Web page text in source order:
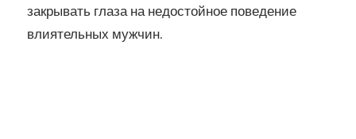
закрывать глаза на недостойное поведение
влиятельных мужчин.